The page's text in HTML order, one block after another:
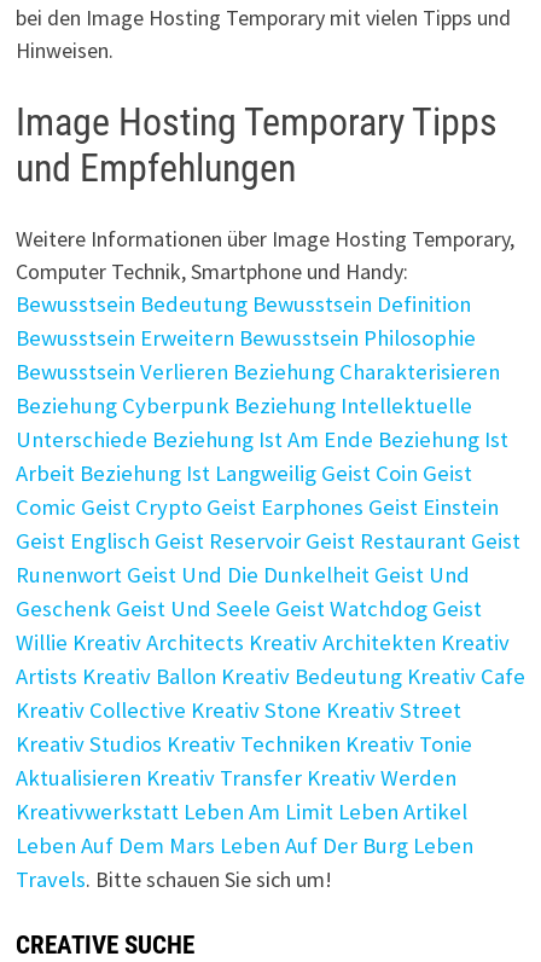
bei den Image Hosting Temporary mit vielen Tipps und
Hinweisen.
Image Hosting Temporary Tipps
und Empfehlungen
Weitere Informationen über Image Hosting Temporary,
Computer Technik, Smartphone und Handy:
Bewusstsein Bedeutung Bewusstsein Definition
Bewusstsein Erweitern Bewusstsein Philosophie
Bewusstsein Verlieren Beziehung Charakterisieren
Beziehung Cyberpunk Beziehung Intellektuelle
Unterschiede Beziehung Ist Am Ende Beziehung Ist
Arbeit Beziehung Ist Langweilig Geist Coin Geist
Comic Geist Crypto Geist Earphones Geist Einstein
Geist Englisch Geist Reservoir Geist Restaurant Geist
Runenwort Geist Und Die Dunkelheit Geist Und
Geschenk Geist Und Seele Geist Watchdog Geist
Willie Kreativ Architects Kreativ Architekten Kreativ
Artists Kreativ Ballon Kreativ Bedeutung Kreativ Cafe
Kreativ Collective Kreativ Stone Kreativ Street
Kreativ Studios Kreativ Techniken Kreativ Tonie
Aktualisieren Kreativ Transfer Kreativ Werden
Kreativwerkstatt Leben Am Limit Leben Artikel
Leben Auf Dem Mars Leben Auf Der Burg Leben
Travels. Bitte schauen Sie sich um!
CREATIVE SUCHE